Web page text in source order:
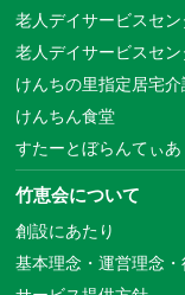
老人デイサービスセ
老人デイサービスセ
けんちの里指定居宅
けんちん食堂
すたーとぼらんてぃあ
竹恵会について
創設にあたり
基本理念・運営理念